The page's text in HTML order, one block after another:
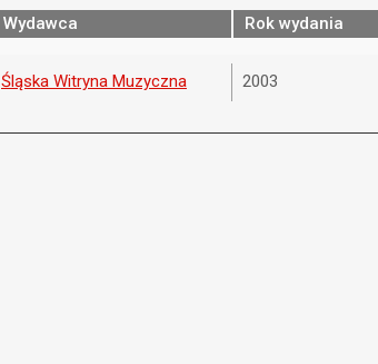
Wydawca Rok wydania
Śląska Witryna Muzyczna 2003